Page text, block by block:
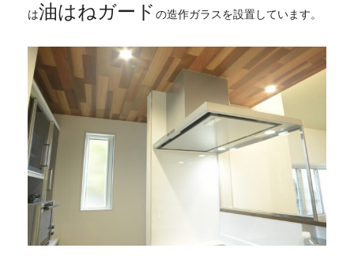
は油はねガード の造作ガラスを設置しています。